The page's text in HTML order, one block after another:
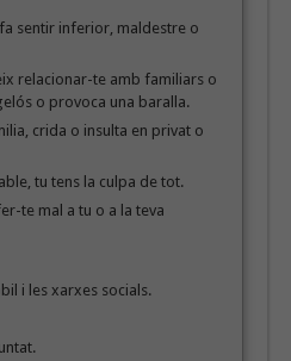
sentir inferior, maldestre o
relacionar-te amb familiars o
o provoca una baralla.
crida o insulta en privat o
tu tens la culpa de tot.
te mal a tu o a la teva
i les xarxes socials.